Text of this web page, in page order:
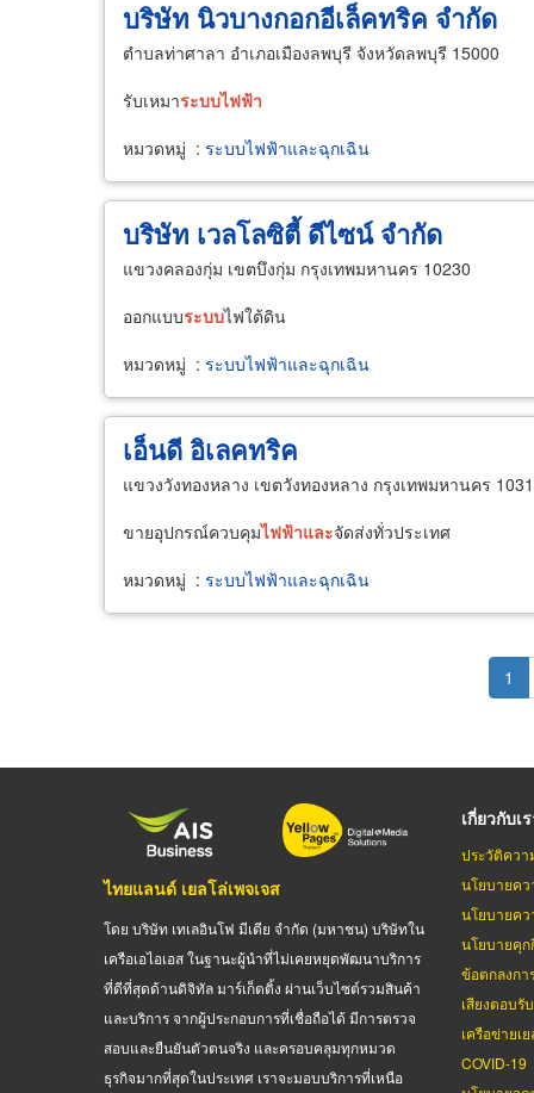
บริษัท นิวบางกอกอีเล็คทริค จำกัด
ตำบลท่าศาลา อำเภอเมืองลพบุรี จังหวัดลพบุรี 15000
รับเหมาระบบไฟฟ้า
หมวดหมู่ : ระบบไฟฟ้าและฉุกเฉิน
บริษัท เวลโลซิตี้ ดีไซน์ จำกัด
แขวงคลองกุ่ม เขตบึงกุ่ม กรุงเทพมหานคร 10230
ออกแบบระบบไฟใต้ดิน
หมวดหมู่ : ระบบไฟฟ้าและฉุกเฉิน
เอ็นดี อิเลคทริค
แขวงวังทองหลาง เขตวังทองหลาง กรุงเทพมหานคร
ขายอุปกรณ์ควบคุมไฟฟ้าและจัดส่งทั่วประเทศ
หมวดหมู่ : ระบบไฟฟ้าและฉุกเฉิน
1
ไทยแลนด์ เยลโล่เพจเจส
โดย บริษัท เทเลอินโฟ มีเดีย จำกัด (มหาชน) บริษัทใน
เครือเอไอเอส ในฐานะผู้นำที่ไม่เคยหยุดพัฒนาบริการ
ที่ดีที่สุดด้านดิจิทัล มาร์เก็ตติ้ง ผ่านเว็บไซต์รวมสินค้า
และบริการ จากผู้ประกอบการที่เชื่อถือได้ มีการตรวจ
สอบและยืนยันตัวตนจริง และครอบคลุมทุกหมวด
ธุรกิจมากที่สุดในประเทศ เราจะมอบบริการที่เหนือ
เกี่ยวกับเ
ประวัติควา
นโยบายค
นโยบายคว
นโยบายคุก
ข้อตกลงกา
เสียงตอบ
เครือข่ายเ
COVID-19